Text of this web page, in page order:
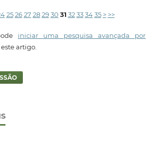
25 26 27 28 29 30 31 32 33 34 35 > >>
iniciar uma pesquisa avançada por
artigo.